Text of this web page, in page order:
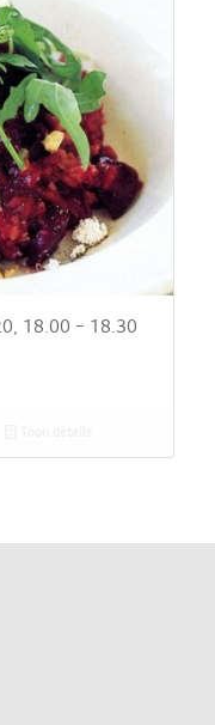
18.00 – 18.30